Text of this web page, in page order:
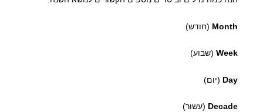
Month (חודש)
Week(שבוע)
Day (יום)
Decade (עשור)